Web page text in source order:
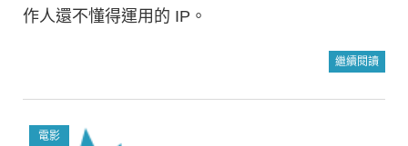
作人還不懂得運用的 IP。
繼續閱讀
電影